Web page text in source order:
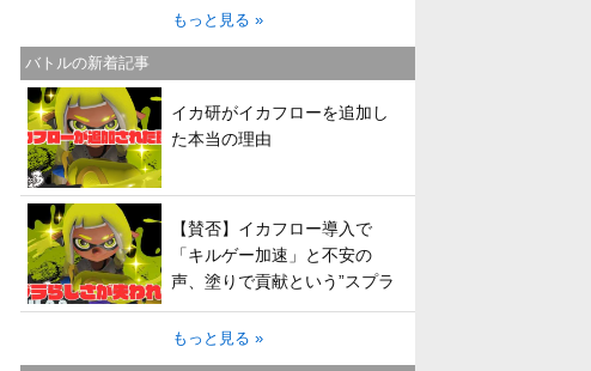
もっと見る »
バトルの新着記事
イカ研がイカフローを追加し
た本当の理由
【賛否】イカフロー導入で
「キルゲー加速」と不安の
声、塗りで貢献という”スプラ
らしさ”は失われてしまうのか
もっと見る »